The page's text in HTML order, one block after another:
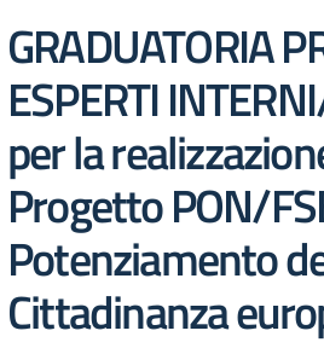
GRADUATORIA
ESPERTI
per la
Progetto PON/
Potenziamento
Cittadinanza